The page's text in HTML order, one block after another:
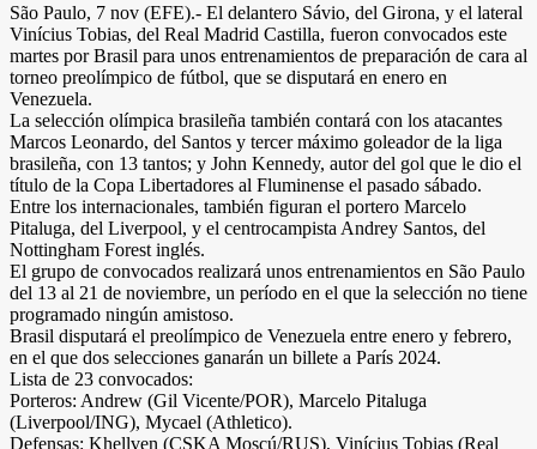
São Paulo, 7 nov (EFE).- El delantero Sávio, del Girona, y el lateral
Vinícius Tobias, del Real Madrid Castilla, fueron convocados este
martes por Brasil para unos entrenamientos de preparación de cara al
torneo preolímpico de fútbol, que se disputará en enero en
Venezuela.
La selección olímpica brasileña también contará con los atacantes
Marcos Leonardo, del Santos y tercer máximo goleador de la liga
brasileña, con 13 tantos; y John Kennedy, autor del gol que le dio el
título de la Copa Libertadores al Fluminense el pasado sábado.
Entre los internacionales, también figuran el portero Marcelo
Pitaluga, del Liverpool, y el centrocampista Andrey Santos, del
Nottingham Forest inglés.
El grupo de convocados realizará unos entrenamientos en São Paulo
del 13 al 21 de noviembre, un período en el que la selección no tiene
programado ningún amistoso.
Brasil disputará el preolímpico de Venezuela entre enero y febrero,
en el que dos selecciones ganarán un billete a París 2024.
Lista de 23 convocados:
Porteros: Andrew (Gil Vicente/POR), Marcelo Pitaluga
(Liverpool/ING), Mycael (Athletico).
Defensas: Khellven (CSKA Moscú/RUS), Vinícius Tobias (Real